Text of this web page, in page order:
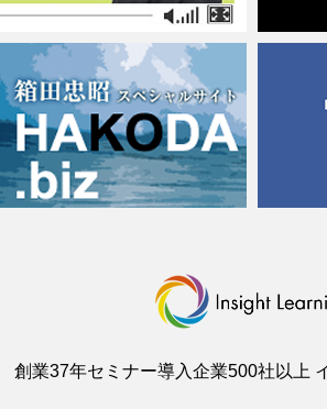
創業37年セミナー導入企業500社以上